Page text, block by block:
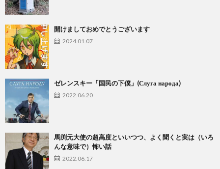
開けましておめでとうございます
2024.01.07
ゼレンスキー「国民の下僕」(Слуга народа)
2022.06.20
馬渕元大使の超高度といいつつ、よく聞くと実は（いろ
んな意味で）怖い話
2022.06.17